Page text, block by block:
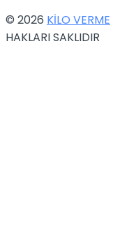
© 2026 KİLO VERME
HAKLARI SAKLIDIR